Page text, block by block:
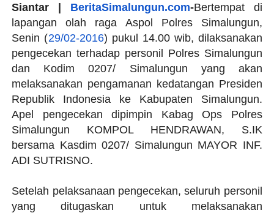
Siantar | BeritaSimalungun.com-Bertempat di
lapangan olah raga Aspol Polres Simalungun,
Senin (29/02-2016) pukul 14.00 wib, dilaksanakan
pengecekan terhadap personil Polres Simalungun
dan Kodim 0207/ Simalungun yang akan
melaksanakan pengamanan kedatangan Presiden
Republik Indonesia ke Kabupaten Simalungun.
Apel pengecekan dipimpin Kabag Ops Polres
Simalungun KOMPOL HENDRAWAN, S.IK
bersama Kasdim 0207/ Simalungun MAYOR INF.
ADI SUTRISNO.
Setelah pelaksanaan pengecekan, seluruh personil
yang ditugaskan untuk melaksanakan